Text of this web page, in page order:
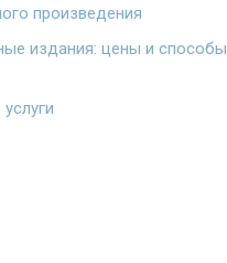
произведения
издания: цены и способы